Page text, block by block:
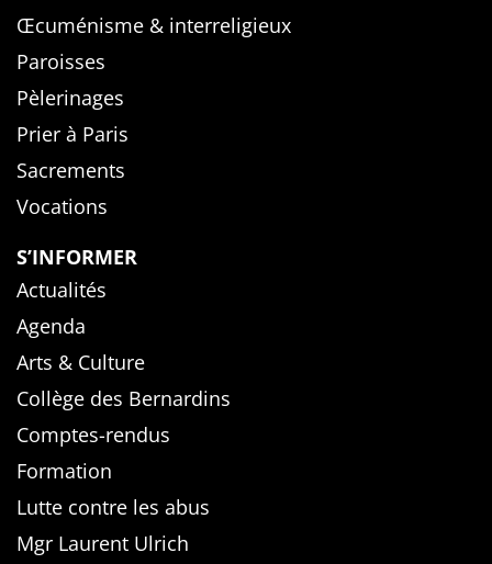
Œcuménisme & interreligieux
Paroisses
Pèlerinages
Prier à Paris
Sacrements
Vocations
S’INFORMER
Actualités
Agenda
Arts & Culture
Collège des Bernardins
Comptes-rendus
Formation
Lutte contre les abus
Mgr Laurent Ulrich